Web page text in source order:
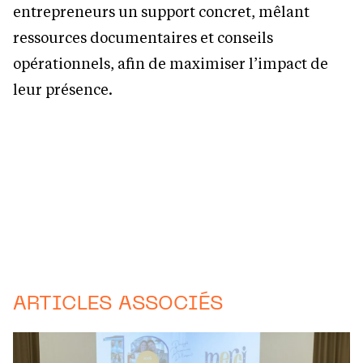
entrepreneurs un support concret, mêlant
ressources documentaires et conseils
opérationnels, afin de maximiser l’impact de
leur présence.
ARTICLES ASSOCIÉS